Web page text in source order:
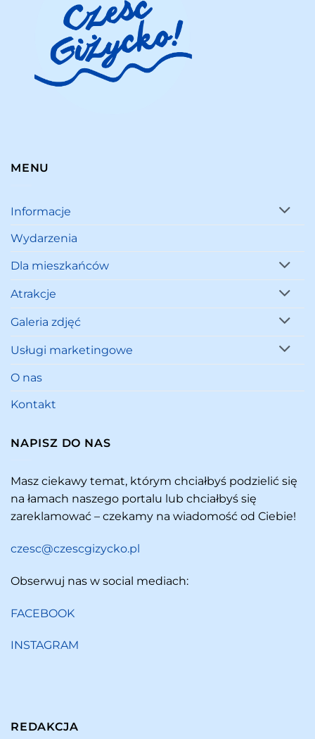
MENU
Informacje
Wydarzenia
Dla mieszkańców
Atrakcje
Galeria zdjęć
Usługi marketingowe
O nas
Kontakt
NAPISZ DO NAS
Masz ciekawy temat, którym chciałbyś podzielić się
na łamach naszego portalu lub chciałbyś się
zareklamować – czekamy na wiadomość od Ciebie!
czesc@czescgizycko.pl
Obserwuj nas w social mediach:
FACEBOOK
INSTAGRAM
REDAKCJA